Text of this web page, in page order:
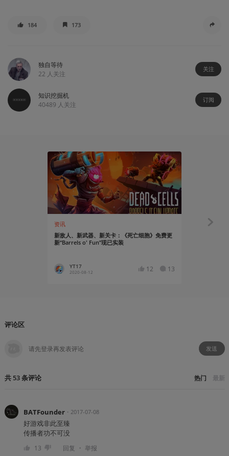
184 173
独自等待
22 人关注
关注
知识挖掘机
40489 人关注
订阅
资讯
新敌人、新武器、新关卡：《死亡细胞》免费更
新“Barrels o' Fun”现已实装
YT17
2020-08-12 12 13
知识挖掘机
评论区
发送
共 53条评论 热门 最新
BATFounder・ 2017-07-08
好游戏非此至臻
传播者功不可没
13 回复 ・ 举报